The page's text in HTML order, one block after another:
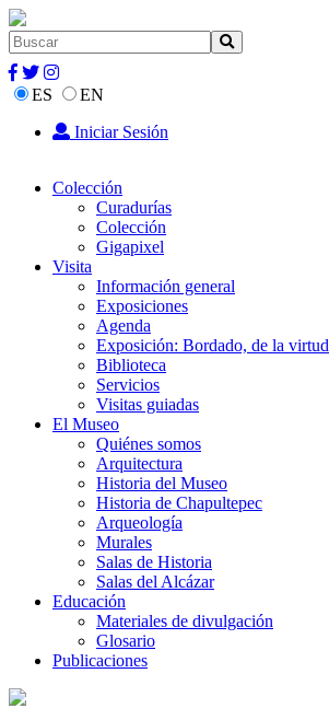
ES
EN
Iniciar Sesión
Colección
Curadurías
Colección
Gigapixel
Visita
Información general
Exposiciones
Agenda
Exposición: Bordado, de la virtud
Biblioteca
Servicios
Visitas guiadas
El Museo
Quiénes somos
Arquitectura
Historia del Museo
Historia de Chapultepec
Arqueología
Murales
Salas de Historia
Salas del Alcázar
Educación
Materiales de divulgación
Glosario
Publicaciones